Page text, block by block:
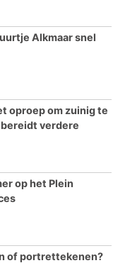
Alkmaar snel
oproep om zuinig te
verdere
op het Plein
of portrettekenen?